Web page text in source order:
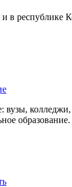
в республике
вузы,
образование.